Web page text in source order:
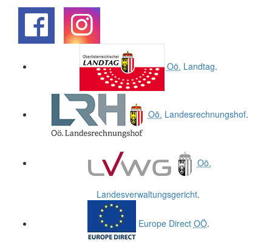
Oö. Landtag.
Oö. Landesrechnungshof.
Oö.
Landesverwaltungsgericht.
Europe Direct OÖ.